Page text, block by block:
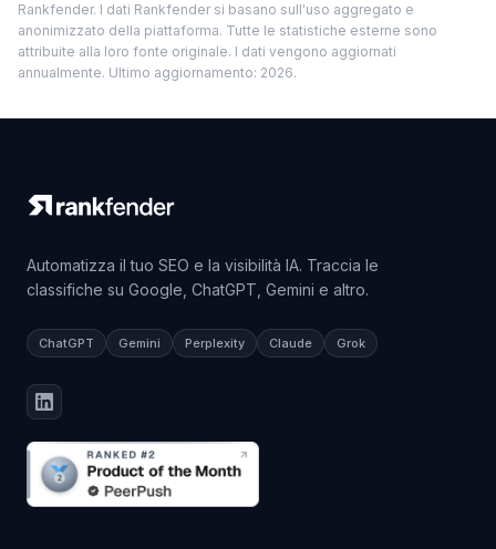
Rankfender. I dati Rankfender si basano sull'uso aggregato e
anonimizzato della piattaforma. Tutte le statistiche esterne sono
attribuite alla loro fonte originale. I dati vengono aggiornati
annualmente. Ultimo aggiornamento: 2026.
Automatizza il tuo SEO e la visibilità IA. Traccia le
classifiche su Google, ChatGPT, Gemini e altro.
ChatGPT Gemini Perplexity Claude Grok